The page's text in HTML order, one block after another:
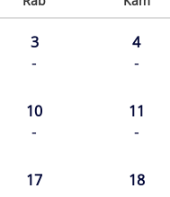
3
-
4
-
10
-
11
-
17 18